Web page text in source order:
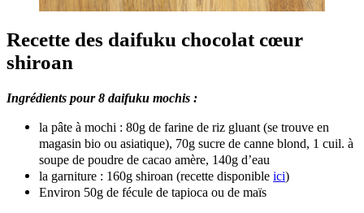
Recette des daifuku chocolat cœur
shiroan
Ingrédients pour 8 daifuku mochis :
la pâte à mochi : 80g de farine de riz gluant (se trouve en
magasin bio ou asiatique), 70g sucre de canne blond, 1 cuil. à
soupe de poudre de cacao amère, 140g d’eau
la garniture : 160g shiroan (recette disponible ici)
Environ 50g de fécule de tapioca ou de maïs